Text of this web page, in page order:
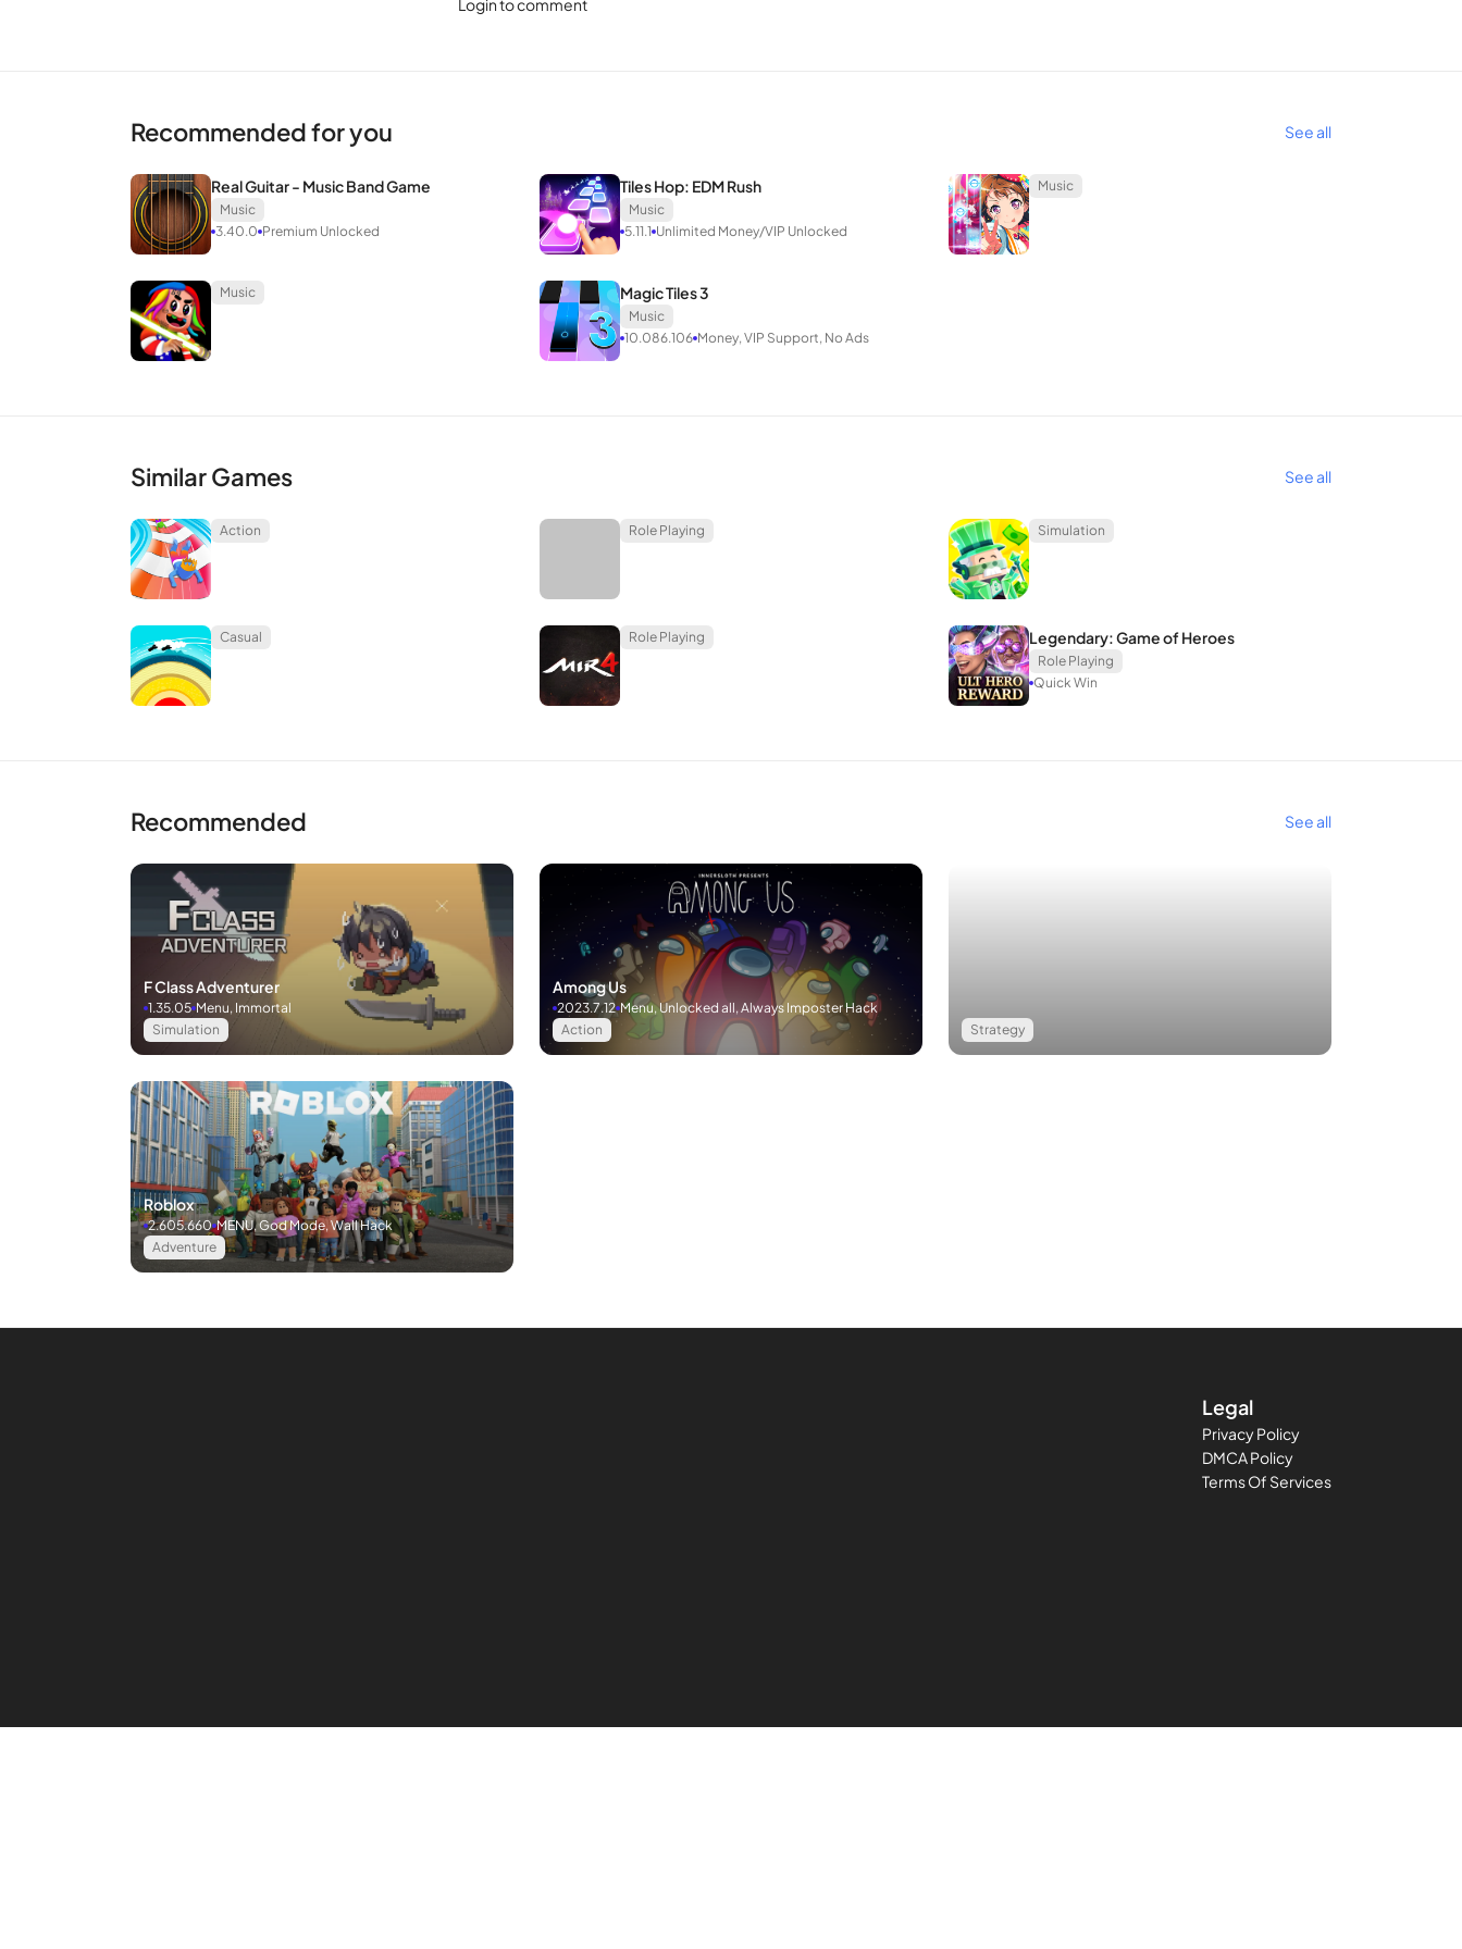
(Hearl’s Cry feat. Pooppo), Specta (Junk), Hayabusa (Yamajet), … ผู้พัฒนามักจะเสนอสิ่งจูงใจให้ผู้เล่นได้รับประสบการณ์ใหม่อยู่บ่อยครั้ง
คุณจะต้องผลัดกันผ่านความท้าทายของแต่ละแทร็กเพื่อปลดล็อกแผนที่ใหม่และบทใหม่ 6 บทหลักและ 2 บทย่อยจะเกิดขึ้นตามลำดับ ในขณะเดียวกัน คุณสามารถเล่นบทเพิ่มเติมได้ตลอดเวลา
รุ่น MOD APK ของ Lanota
คุณสมบัติ MOD
ปลดล็อกบททั้งหมด: อย่างที่กล่าวไว้ ครึ่งหนึ่งของเกมเป็นบทเพิ่มเติมและคุณจะต้องจ่ายเงินเพื่อซื้อ อย่างไรก็ตาม นั่นไม่ใช่วิธีเดียวอีกต่อไป เพราะเราได้นำเวอร์ชัน MOD APK มาให้คุณ
แล้ว 16 บทที่จ่ายของ Lanota ปลดล็อคแล้ว
Lanota เป็นประสบการณ์ที่สดชื่นในประเภทเกมจังหวะ อย่างไรก็ตาม รูปแบบการเล่นมีความท้าทายมากมาย คุณไม่เพียงแค่ต้องรับมือกับความเร็วที่เพิ่มขึ้น แต่คุณยังต้องว่องไวในการตอบ
โลกกำลังสูญเสียสีสัน เหลือเพียง 2 สีคือขาวดำ สีที่เหลืออยู่บนนิ้วของคุณ เล่นดนตรี สนุกกับจังหวะ และกอบกู้โลก!
Favorite
Login to comment
Recommended for you See all
Real Guitar - Music Band Game
Music
3.40.0 Premium Unlocked
Tiles Hop: EDM Rush
Music
5.11.1 Unlimited Money/VIP Unlocked
Music
Music Magic Tiles 3
Music
10.086.106 Money, VIP Support, No Ads
Similar Games See all
Action Role Playing Simulation
Casual Role Playing Legendary: Game of Heroes
Role Playing
Quick Win
Recommended See all
F Class Adventurer
Simulation
1.35.05 Menu, Immortal
Among Us
Action
2023.7.12 Menu, Unlocked all, Always Imposter Hack
Strategy
Roblox
Adventure
2.605.660 MENU, God Mode, Wall Hack
Legal
Privacy Policy
DMCA Policy
Terms Of Services